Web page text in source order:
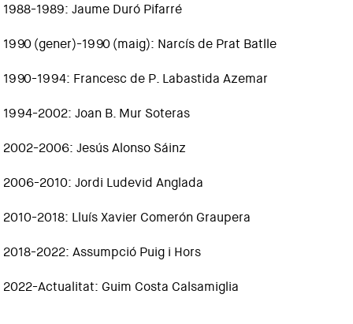
1988-1989: Jaume Duró Pifarré
1990 (gener)-1990 (maig): Narcís de Prat Batlle
1990-1994: Francesc de P. Labastida Azemar
1994-2002: Joan B. Mur Soteras
2002-2006: Jesús Alonso Sáinz
2006-2010: Jordi Ludevid Anglada
2010-2018: Lluís Xavier Comerón Graupera
2018-2022: Assumpció Puig i Hors
2022-Actualitat: Guim Costa Calsamiglia